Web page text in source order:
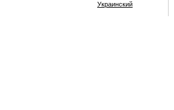
Украинский